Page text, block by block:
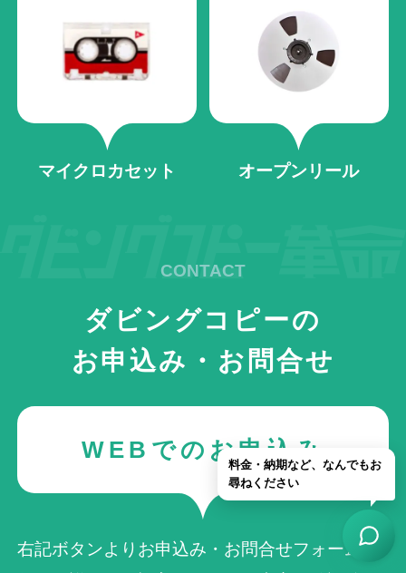
マイクロカセット オープンリール
ダビングコピーの
お申込み・お問合せ
WEBでのお申込み
右記ボタンよりお申込み・お問合せフォームへ